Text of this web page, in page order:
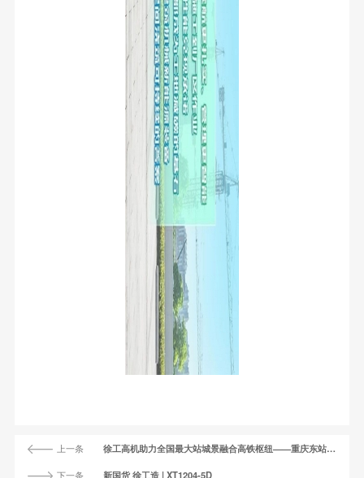
上一条 徐工高机助力全国最大站城景融合高铁枢纽——重庆东站建设！
下一条 新国货 徐工造 | XT1204-5D